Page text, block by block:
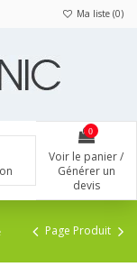
Ma liste (0)
0
Voir le panier /
Générer un
devis
Page Produit